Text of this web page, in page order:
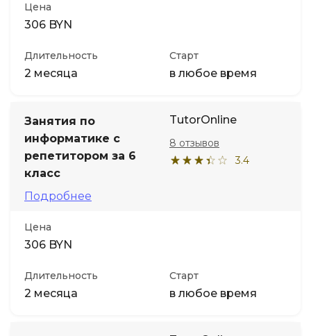
Цена
306 BYN
Длительность
2 месяца
Старт
в любое время
Занятия по
информатике с
репетитором за 6
класс
Подробнее
TutorOnline
3.4
8 отзывов
Цена
306 BYN
Длительность
2 месяца
Старт
в любое время